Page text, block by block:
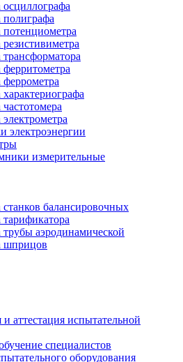
электроэнергии
измерительные
балансировочных
аэродинамической
шприцов
аттестация испытательной
специалистов
оборудования